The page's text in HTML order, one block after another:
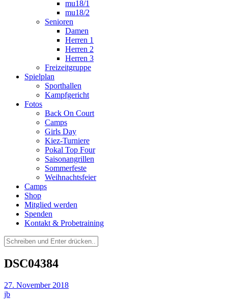
mu18/1
mu18/2
Senioren
Damen
Herren 1
Herren 2
Herren 3
Freizeitgruppe
Spielplan
Sporthallen
Kampfgericht
Fotos
Back On Court
Camps
Girls Day
Kiez-Turniere
Pokal Top Four
Saisonangrillen
Sommerfeste
Weihnachtsfeier
Camps
Shop
Mitglied werden
Spenden
Kontakt & Probetraining
Suchen
nach:
DSC04384
27. November 2018
jb